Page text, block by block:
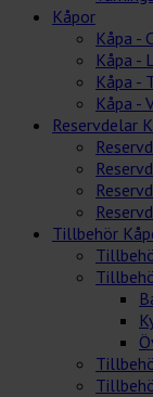
Kåpor
Kåpa -
Kåpa -
Kåpa -
Kåpa -
Reservdelar
Tillbehör